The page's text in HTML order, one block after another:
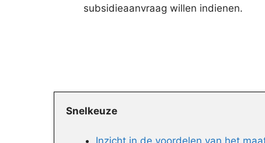
subsidieaanvraag willen indienen.
Snelkeuze
Inzicht in de voordelen van het